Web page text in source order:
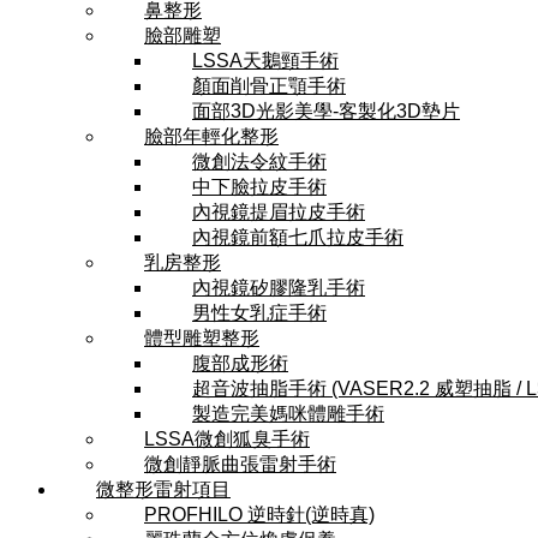
鼻整形
臉部雕塑
LSSA天鵝頸手術
顏面削骨正顎手術
面部3D光影美學-客製化3D墊片
臉部年輕化整形
微創法令紋手術
中下臉拉皮手術
內視鏡提眉拉皮手術
內視鏡前額七爪拉皮手術
乳房整形
內視鏡矽膠隆乳手術
男性女乳症手術
體型雕塑整形
腹部成形術
超音波抽脂手術 (VASER2.2 威塑抽脂 /
製造完美媽咪體雕手術
LSSA微創狐臭手術
微創靜脈曲張雷射手術
微整形雷射項目
PROFHILO 逆時針(逆時真)